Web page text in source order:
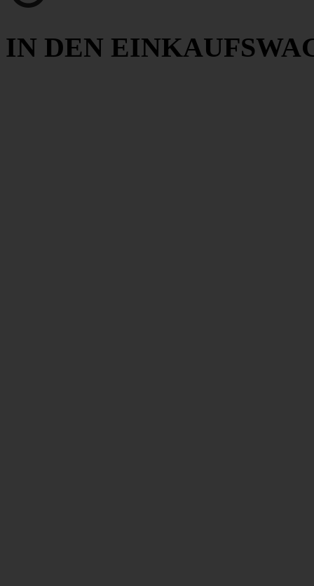
IN DEN